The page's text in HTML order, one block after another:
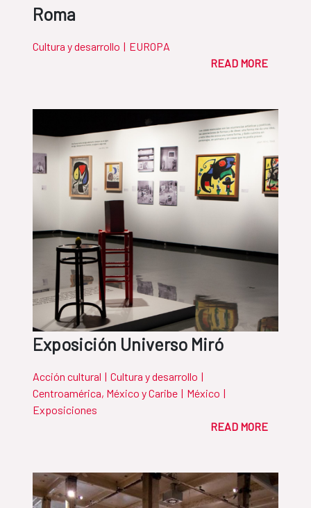
Roma
Cultura y desarrollo | EUROPA
READ MORE
Exposición Universo Miró
Acción cultural | Cultura y desarrollo |
Centroamérica, México y Caribe | México |
Exposiciones
READ MORE